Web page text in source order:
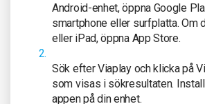
Android-enhet, öppna Google
smartphone eller surfplatta. Om
eller iPad, öppna App Store.
Sök efter Viaplay och klicka på
som visas i sökresultaten.
appen på din enhet.